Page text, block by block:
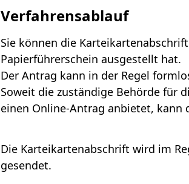
Verfahrensablauf
Sie können die
Papierführerschein ausgestellt hat.
Der Antrag kann in der Regel
Soweit die zuständige Behörde für
einen Online-Antrag anbietet, kann
Die Karteikartenabschrift wird im
gesendet.